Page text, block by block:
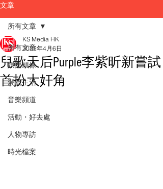
文章
所有文章
娛樂頭條
潮流生活
音樂頻道
活動・好去處
人物專訪
時光檔案
所有文章
兒歌天后Purple李紫昕新嘗試
首扮大奸角
KS Media HK
2022年4月6日